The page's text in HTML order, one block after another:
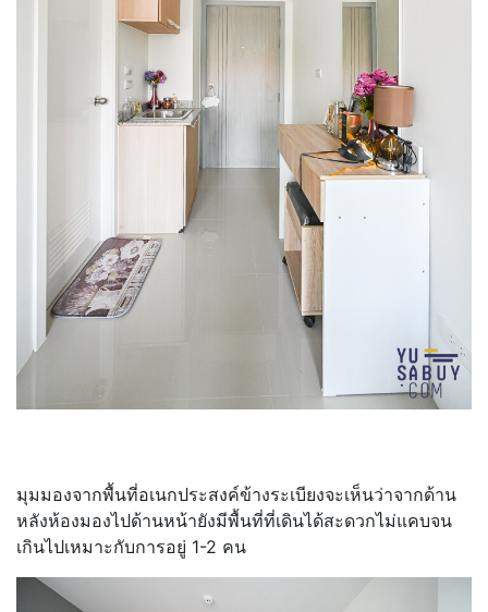
มุมมองจากพื้นที่อเนกประสงค์ข้างระเบียงจะเห็นว่าจากด้าน
หลังห้องมองไปด้านหน้ายังมีพื้นที่ที่เดินได้สะดวกไม่แคบจน
เกินไปเหมาะกับการอยู่ 1-2 คน